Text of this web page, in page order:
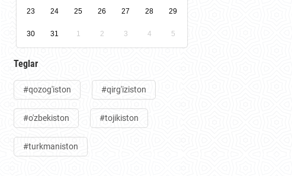
23 24 25 26 27 28 29
30 31 1 2 3 4 5
Teglar
#qozog'iston #qirg'iziston
#o'zbekiston #tojikiston
#turkmaniston